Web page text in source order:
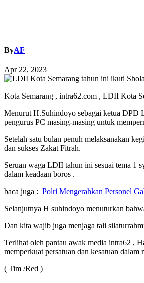
ByAF
Apr 22, 2023
Kota Semarang , intra62.com , LDII Kota
Menurut H.Suhindoyo sebagai ketua DPD
pengurus PC masing-masing untuk
Setelah satu bulan penuh melaksanakan
dan sukses Zakat Fitrah.
Seruan waga LDII tahun ini sesuai tema 1
dalam keadaan boros .
baca juga : Polri Mengerahkan Personel
Selanjutnya H suhindoyo menuturkan
Dan kita wajib juga menjaga tali
Terlihat oleh pantau awak media intra62 ,
memperkuat persatuan dan kesatuan
( Tim /Red )